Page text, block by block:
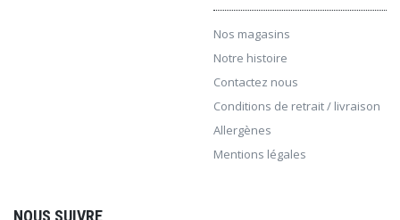
Nos magasins
Notre histoire
Contactez nous
Conditions de retrait / livraison
Allergènes
Mentions légales
NOUS SUIVRE